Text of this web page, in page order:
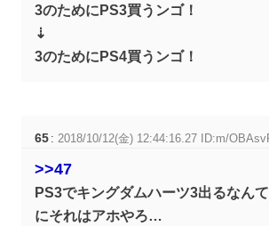
3のためにPS3買うンゴ！
⇣
3のためにPS4買うンゴ！
65 :2018/10/12(金) 12:44:16.27 ID:m/
>>47
PS3でキングダムハーツ3出るなん
にそれはアホやろ…